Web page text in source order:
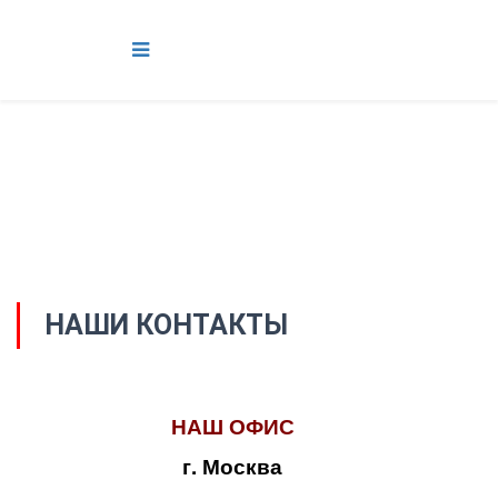
НАШИ КОНТАКТЫ
НАШ ОФИС
г. Москва